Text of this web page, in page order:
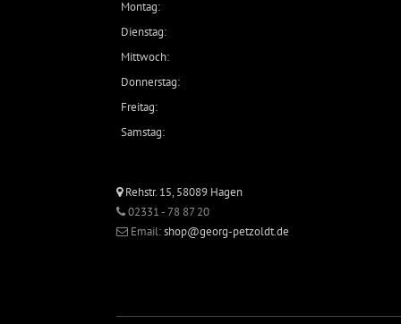
Montag:
Dienstag:
Mittwoch:
Donnerstag:
Freitag:
Samstag:
Rehstr. 15, 58089 Hagen
02331 - 78 87 20
Email:shop@georg-petzoldt.de